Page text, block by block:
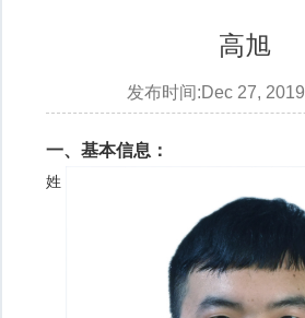
高旭
发布时间:Dec 27, 2019
一、基本信息：
姓